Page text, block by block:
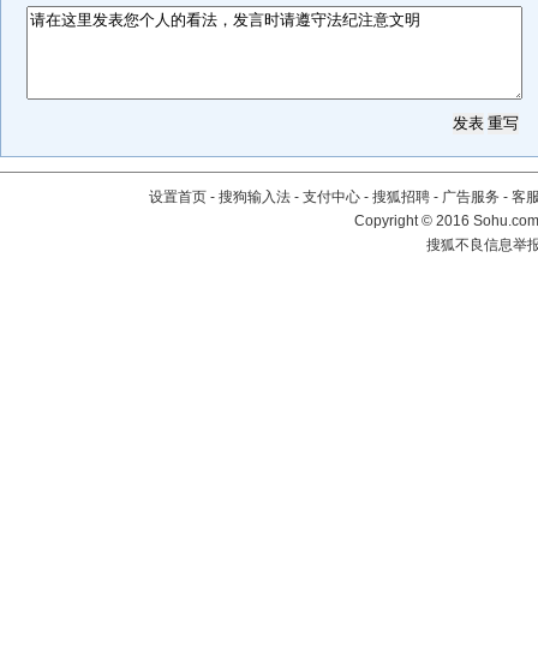
设置首页 - 搜狗输入法 - 支付中心 - 搜狐招聘 - 广告服务 - 客
Copyright©2016
搜狐不良信息举